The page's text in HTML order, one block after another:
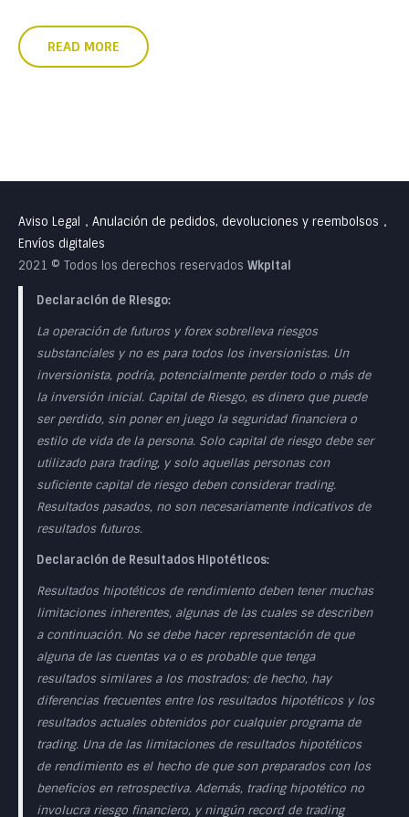
READ MORE
Aviso Legal • Anulación de pedidos, devoluciones y reembolsos •
Envíos digitales
2021 © Todos los derechos reservados Wkpital
Declaración de Riesgo:
La operación de futuros y forex sobrelleva riesgos
substanciales y no es para todos los inversionistas. Un
inversionista, podría, potencialmente perder todo o más de
la inversión inicial. Capital de Riesgo, es dinero que puede
ser perdido, sin poner en juego la seguridad financiera o
estilo de vida de la persona. Solo capital de riesgo debe ser
utilizado para trading, y solo aquellas personas con
suficiente capital de riesgo deben considerar trading.
Resultados pasados, no son necesariamente indicativos de
resultados futuros.
Declaración de Resultados Hipotéticos:
Resultados hipotéticos de rendimiento deben tener muchas
limitaciones inherentes, algunas de las cuales se describen
a continuación. No se debe hacer representación de que
alguna de las cuentas va o es probable que tenga
resultados similares a los mostrados; de hecho, hay
diferencias frecuentes entre los resultados hipotéticos y los
resultados actuales obtenidos por cualquier programa de
trading. Una de las limitaciones de resultados hipotéticos
de rendimiento es el hecho de que son preparados con los
beneficios en retrospectiva. Además, trading hipotético no
involucra riesgo financiero, y ningún record de trading